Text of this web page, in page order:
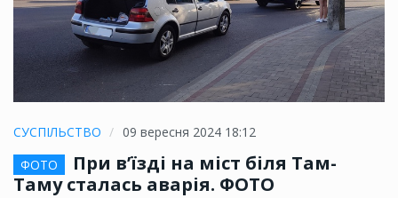
СУСПІЛЬСТВО
09 вересня 2024 18:12
ФОТО
При в’їзді на міст біля Там-
Таму сталась аварія. ФОТО